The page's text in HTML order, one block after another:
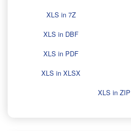
XLS in 7Z
XLS in DBF
XLS in PDF
XLS in XLSX
XLS in ZIP